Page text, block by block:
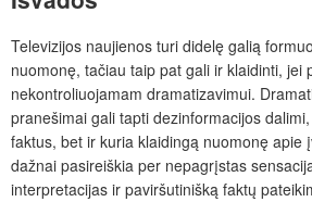
Televizijos naujienos turi didelę galią
nuomonę, tačiau taip pat gali ir klaidinti, jei
nekontroliuojamam dramatizavimui.
pranešimai gali tapti dezinformacijos
faktus, bet ir kuria klaidingą nuomonę apie
dažnai pasireiškia per nepagrįstas
interpretacijas ir paviršutinišką faktų